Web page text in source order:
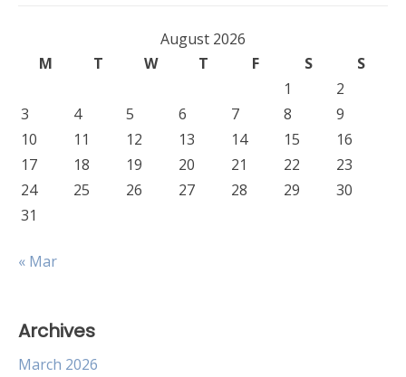
August 2026
M
T W T F S
S
1
2
3
4 5 6 7 8
9
10
11 12 13 14 15
16
17
18 19 20 21 22
23
24
25 26 27 28 29
30
31
« Mar
Archives
March 2026